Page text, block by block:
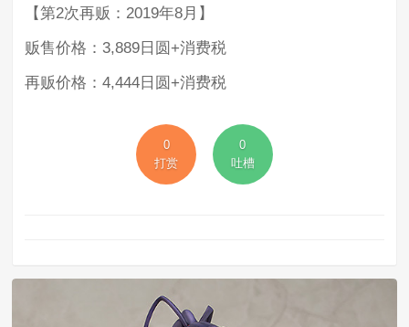
【第2次再贩：2019年8月】
贩售价格：3,889日圆+消费税
再贩价格：4,444日圆+消费税
0
打赏
0
吐槽